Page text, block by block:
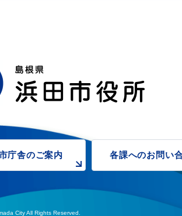
浜田市観光協会ポータルサイト「はま
庁舎のご案内 各課へのお問い
City All Rights Reserved.